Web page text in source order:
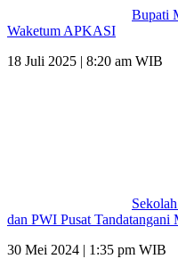
Bupati
Waketum APKASI
18 Juli 2025 | 8:20 am WIB
dan PWI Pusat Tandatangani
30 Mei 2024 | 1:35 pm WIB